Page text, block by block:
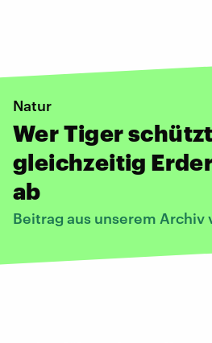
Natur
Wer Tiger
gleichzeitig
ab
Beitrag aus unserem Archiv